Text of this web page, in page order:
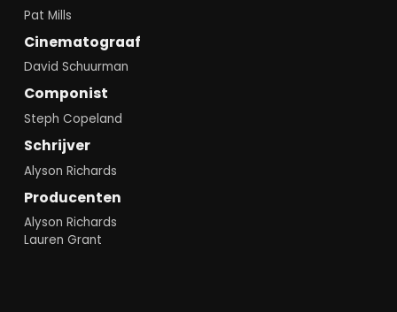
Pat Mills
Cinematograaf
David Schuurman
Componist
Steph Copeland
Schrijver
Alyson Richards
Producenten
Alyson Richards
Lauren Grant